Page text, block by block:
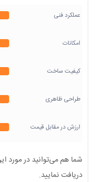
عملکرد فنی
امکانات
کیفیت ساخت
طراحی ظاهری
ارزش در مقابل قیمت
شما هم می‌توانید در مورد
دریافت نمایید.